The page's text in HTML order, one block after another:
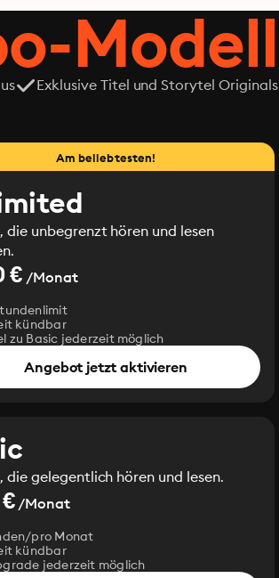
Modell
Exklusive Titel und Storytel Originals
Am beliebtesten!
die unbegrenzt hören und lesen
€ /Monat
kündbar
zu Basic jederzeit möglich
Angebot jetzt aktivieren
die gelegentlich hören und lesen.
/Monat
pro Monat
kündbar
jederzeit möglich